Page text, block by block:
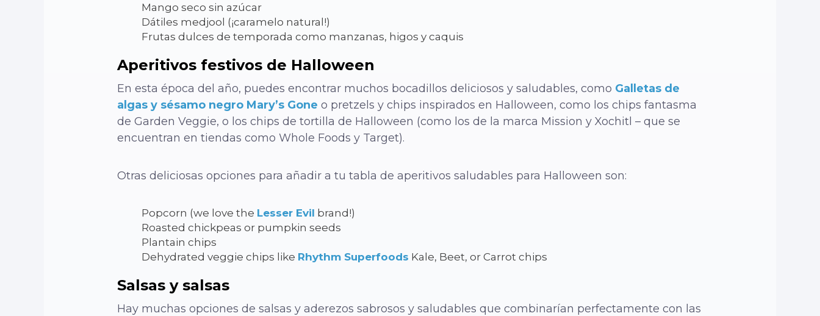
Mango seco sin azúcar
Dátiles medjool (¡caramelo natural!)
Frutas dulces de temporada como manzanas, higos y caquis
Aperitivos festivos de Halloween
En esta época del año, puedes encontrar muchos bocadillos deliciosos y saludables, como Galletas de
algas y sésamo negro Mary’s Gone o pretzels y chips inspirados en Halloween, como los chips fantasma
de Garden Veggie, o los chips de tortilla de Halloween (como los de la marca Mission y Xochitl – que se
encuentran en tiendas como Whole Foods y Target).
Otras deliciosas opciones para añadir a tu tabla de aperitivos saludables para Halloween son:
Popcorn (we love the Lesser Evil brand!)
Roasted chickpeas or pumpkin seeds
Plantain chips
Dehydrated veggie chips like Rhythm Superfoods Kale, Beet, or Carrot chips
Salsas y salsas
Hay muchas opciones de salsas y aderezos sabrosos y saludables que combinarían perfectamente con las